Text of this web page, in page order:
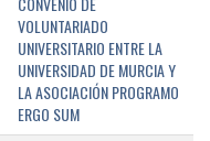
VOLUNTARIADO
UNIVERSITARIO ENTRE LA
UNIVERSIDAD DE MURCIA Y
LA ASOCIACIÓN PROGRAMO
ERGO SUM